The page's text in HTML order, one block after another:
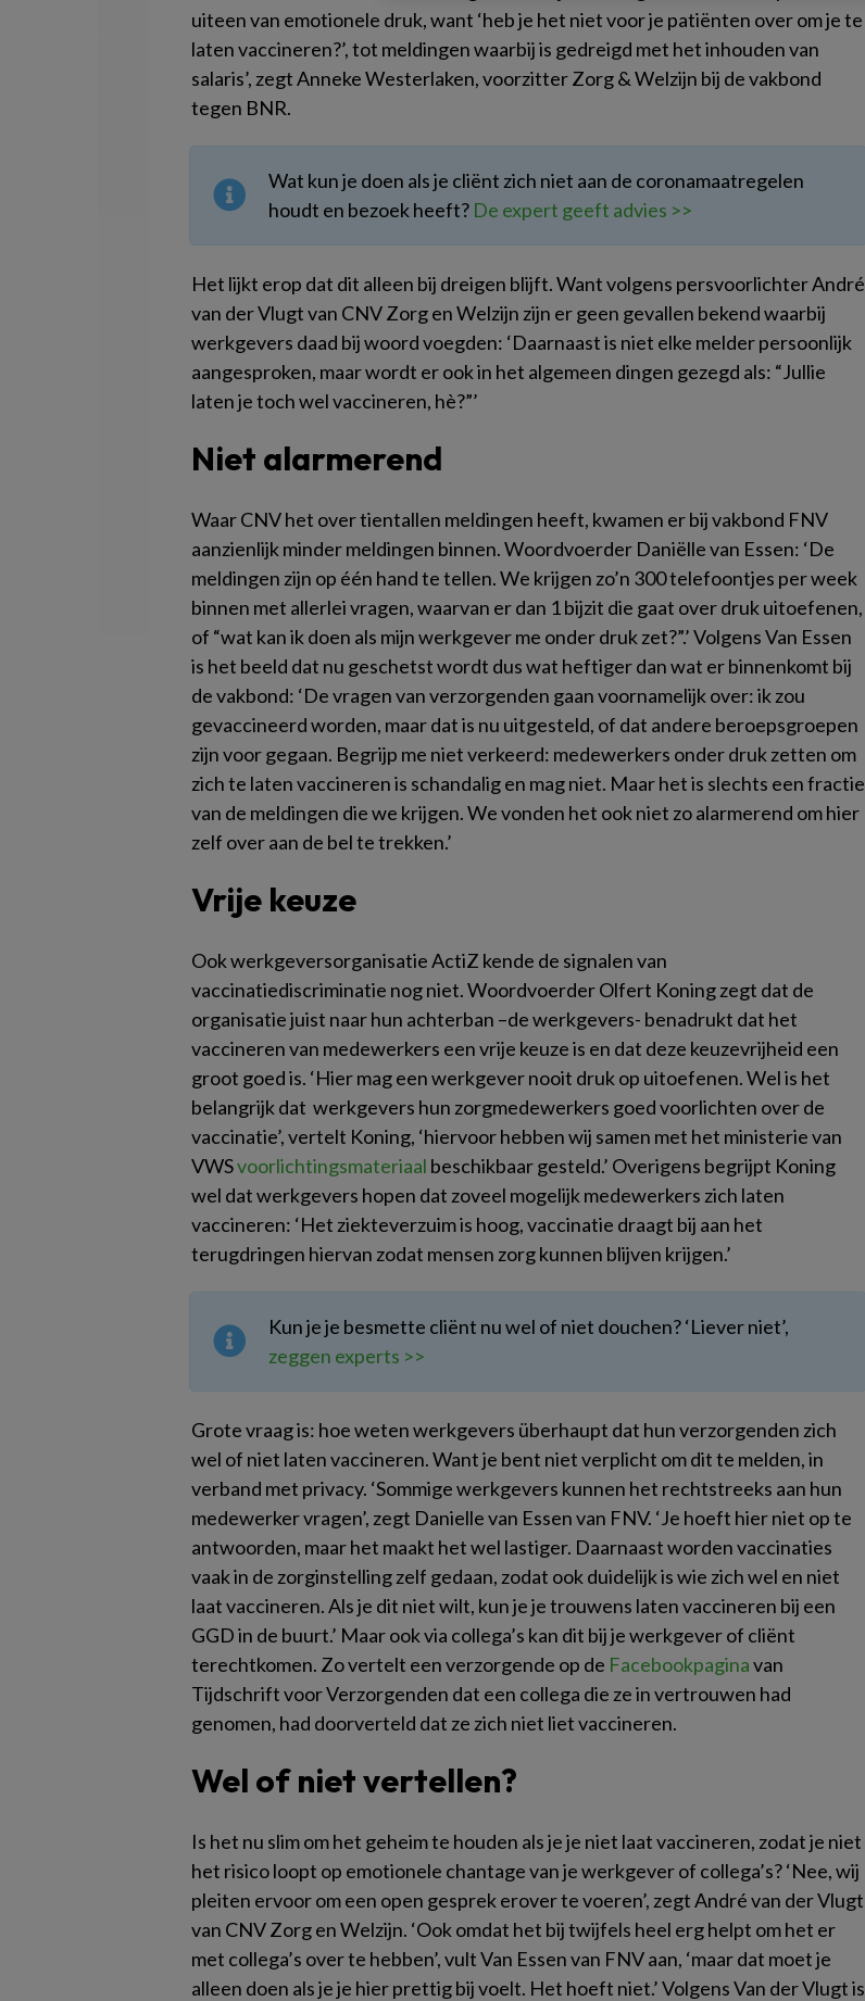
uiteen van emotionele druk, want ‘heb je het niet voor je patiënten over om je te
laten vaccineren?’, tot meldingen waarbij is gedreigd met het inhouden van
salaris’, zegt Anneke Westerlaken, voorzitter Zorg & Welzijn bij de vakbond
tegen BNR.
Wat kun je doen als je cliënt zich niet aan de coronamaatregelen
houdt en bezoek heeft? De expert geeft advies >>
Het lijkt erop dat dit alleen bij dreigen blijft. Want volgens persvoorlichter André
van der Vlugt van CNV Zorg en Welzijn zijn er geen gevallen bekend waarbij
werkgevers daad bij woord voegden: ‘Daarnaast is niet elke melder persoonlijk
aangesproken, maar wordt er ook in het algemeen dingen gezegd als: “Jullie
laten je toch wel vaccineren, hè?”’
Niet alarmerend
Waar CNV het over tientallen meldingen heeft, kwamen er bij vakbond FNV
aanzienlijk minder meldingen binnen. Woordvoerder Daniëlle van Essen: ‘De
meldingen zijn op één hand te tellen. We krijgen zo’n 300 telefoontjes per week
binnen met allerlei vragen, waarvan er dan 1 bijzit die gaat over druk uitoefenen,
of “wat kan ik doen als mijn werkgever me onder druk zet?”.’ Volgens Van Essen
is het beeld dat nu geschetst wordt dus wat heftiger dan wat er binnenkomt bij
de vakbond: ‘De vragen van verzorgenden gaan voornamelijk over: ik zou
gevaccineerd worden, maar dat is nu uitgesteld, of dat andere beroepsgroepen
zijn voor gegaan. Begrijp me niet verkeerd: medewerkers onder druk zetten om
zich te laten vaccineren is schandalig en mag niet. Maar het is slechts een fractie
van de meldingen die we krijgen. We vonden het ook niet zo alarmerend om hier
zelf over aan de bel te trekken.’
Vrije keuze
Ook werkgeversorganisatie ActiZ kende de signalen van
vaccinatiediscriminatie nog niet. Woordvoerder Olfert Koning zegt dat de
organisatie juist naar hun achterban –de werkgevers- benadrukt dat het
vaccineren van medewerkers een vrije keuze is en dat deze keuzevrijheid een
groot goed is. ‘Hier mag een werkgever nooit druk op uitoefenen. Wel is het
belangrijk dat werkgevers hun zorgmedewerkers goed voorlichten over de
vaccinatie’, vertelt Koning, ‘hiervoor hebben wij samen met het ministerie van
VWSvoorlichtingsmateriaal beschikbaar gesteld.’ Overigens begrijpt Koning
wel dat werkgevers hopen dat zoveel mogelijk medewerkers zich laten
vaccineren: ‘Het ziekteverzuim is hoog, vaccinatie draagt bij aan het
terugdringen hiervan zodat mensen zorg kunnen blijven krijgen.’
Kun je je besmette cliënt nu wel of niet douchen? ‘Liever niet’,
zeggen experts >>
Grote vraag is: hoe weten werkgevers überhaupt dat hun verzorgenden zich
wel of niet laten vaccineren. Want je bent niet verplicht om dit te melden, in
verband met privacy. ‘Sommige werkgevers kunnen het rechtstreeks aan hun
medewerker vragen’, zegt Danielle van Essen van FNV. ‘Je hoeft hier niet op te
antwoorden, maar het maakt het wel lastiger. Daarnaast worden vaccinaties
vaak in de zorginstelling zelf gedaan, zodat ook duidelijk is wie zich wel en niet
laat vaccineren. Als je dit niet wilt, kun je je trouwens laten vaccineren bij een
GGD in de buurt.’ Maar ook via collega’s kan dit bij je werkgever of cliënt
terechtkomen. Zo vertelt een verzorgende op de Facebookpaginavan
Tijdschrift voor Verzorgenden dat een collega die ze in vertrouwen had
genomen, had doorverteld dat ze zich niet liet vaccineren.
Wel of niet vertellen?
Is het nu slim om het geheim te houden als je je niet laat vaccineren, zodat je niet
het risico loopt op emotionele chantage van je werkgever of collega’s? ‘Nee, wij
pleiten ervoor om een open gesprek erover te voeren’, zegt André van der Vlugt
van CNV Zorg en Welzijn. ‘Ook omdat het bij twijfels heel erg helpt om het er
met collega’s over te hebben’, vult Van Essen van FNV aan, ‘maar dat moet je
alleen doen als je je hier prettig bij voelt. Het hoeft niet.’ Volgens Van der Vlugt is